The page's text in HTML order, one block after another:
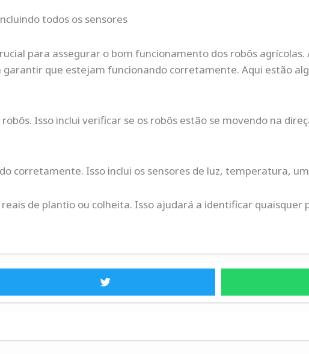
todos os sensores
para assegurar o bom funcionamento dos robôs agrícolas.
que estejam funcionando corretamente. Aqui estão
Isso inclui verificar se os robôs estão se movendo na
corretamente. Isso inclui os sensores de luz, temperatura,
de plantio ou colheita. Isso ajudará a identificar quaisquer